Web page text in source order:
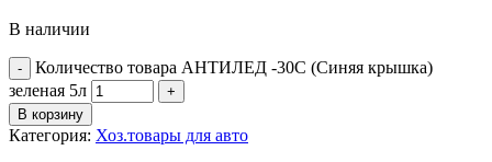
В наличии
Количество товара АНТИЛЕД -30С (Синяя крышка)
зеленая 5л
В корзину
Категория: Хоз.товары для авто